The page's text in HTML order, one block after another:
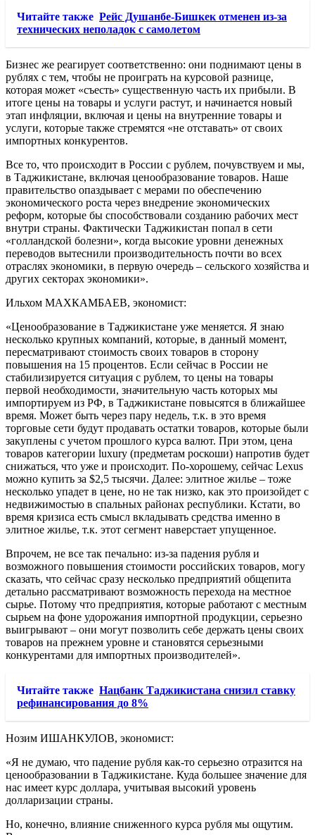
Читайте также Рейс Душанбе-Бишкек отменен из-за
технических неполадок с самолетом
Бизнес же реагирует соответственно: они поднимают цены в
рублях с тем, чтобы не проиграть на курсовой разнице,
которая может «съесть» существенную часть их прибыли. В
итоге цены на товары и услуги растут, и начинается новый
этап инфляции, включая и цены на внутренние товары и
услуги, которые также стремятся «не отставать» от своих
импортных конкурентов.
Все то, что происходит в России с рублем, почувствуем и мы,
в Таджикистане, включая ценообразование товаров. Наше
правительство опаздывает с мерами по обеспечению
экономического роста через внедрение экономических
реформ, которые бы способствовали созданию рабочих мест
внутри страны. Фактически Таджикистан попал в сети
«голландской болезни», когда высокие уровни денежных
переводов вытеснили производительность почти во всех
отраслях экономики, в первую очередь – сельского хозяйства и
других секторах экономики».
Ильхом МАХКАМБАЕВ, экономист:
«Ценообразование в Таджикистане уже меняется. Я знаю
несколько крупных компаний, которые, в данный момент,
пересматривают стоимость своих товаров в сторону
повышения на 15 процентов. Если сейчас в России не
стабилизируется ситуация с рублем, то цены на товары
первой необходимости, значительную часть которых мы
импортируем из РФ, в Таджикистане повысятся в ближайшее
время. Может быть через пару недель, т.к. в это время
торговые сети будут продавать остатки товаров, которые были
закуплены с учетом прошлого курса валют. При этом, цена
товаров категории luxury (предметам роскоши) напротив будет
снижаться, что уже и происходит. По-хорошему, сейчас Lexus
можно купить за $2,5 тысячи. Далее: элитное жилье – тоже
несколько упадет в цене, но не так низко, как это произойдет с
недвижимостью в спальных районах республики. Кстати, во
время кризиса есть смысл вкладывать средства именно в
элитное жилье, т.к. этот сегмент наверстает упущенное.
Впрочем, не все так печально: из-за падения рубля и
возможного повышения стоимости российских товаров, могу
сказать, что сейчас сразу несколько предприятий общепита
детально рассматривают возможность перехода на местное
сырье. Потому что предприятия, которые работают с местным
сырьем на фоне удорожания импортной продукции, серьезно
выигрывают – они могут позволить себе держать цены своих
товаров на прежнем уровне и становятся серьезными
конкурентами для импортных производителей».
Читайте также Нацбанк Таджикистана снизил ставку
рефинансирования до 8%
Нозим ИШАНКУЛОВ, экономист:
«Я не думаю, что падение рубля как-то серьезно отразится на
ценообразовании в Таджикистане. Куда большее значение для
нас имеет курс доллара, учитывая высокий уровень
долларизации страны.
Но, конечно, влияние сниженного курса рубля мы ощутим.